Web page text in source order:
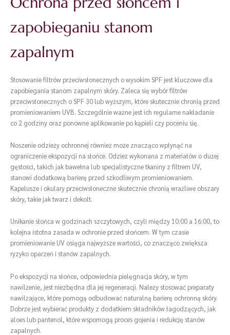
zapobieganiu stanom
zapalnym
Stosowanie filtrów przeciwsłonecznych o wysokim SPF jest kluczowe dla
zapobiegania stanom zapalnym skóry. Zaleca się wybór filtrów
przeciwsłonecznych o SPF 30 lub wyższym, które skutecznie chronią przed
promieniowaniem UVB. Szczególnie ważne jest ich regularne nakładanie
co 2 godziny oraz ponowne aplikowanie po kąpieli czy poceniu się.
Noszenie odzieży ochronnej również może znacząco wpłynąć na
ograniczenie ekspozycji na słońce. Odzież wykonana z materiałów o dużej
gęstości, takich jak bawełna lub specjalistyczne tkaniny z filtrem UV,
stanowi dodatkową barierę przed szkodliwym promieniowaniem.
Kapelusze i okulary przeciwsłoneczne skutecznie chronią wrażliwe obszary
skóry, takie jak twarz i dekolt.
Unikanie słońca w godzinach szczytowych, czyli między 10:00 a 16:00, to
kolejna istotna zasada w ochronie przed słońcem. W tym czasie
promieniowanie UV osiąga najwyższe wartości, co znacząco zwiększa
ryzyko oparzeń i stanów zapalnych.
Po ekspozycji na słońce, odpowiednia pielęgnacja skóry, w tym
nawilżenie, jest niezbędna dla jej regeneracji. Należy stosować preparaty
nawilżające, które pomogą odbudować naturalną barierę ochronną skóry.
Dobrze jest wybierać produkty z dodatkiem składników łagodzących, jak
aloes lub pantenol, które wspomogą proces gojenia i redukcję stanów
zapalnych.